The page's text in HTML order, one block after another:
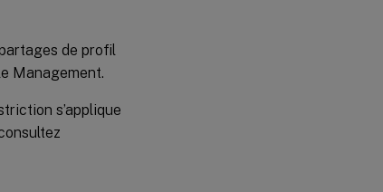
de profil
Management.
s’applique